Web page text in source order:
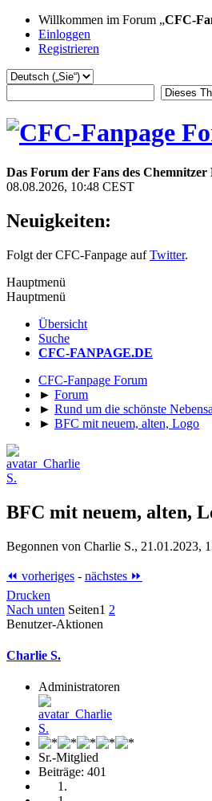
Willkommen im Forum „CFC-
Einloggen
Registrieren
Das Forum der Fans des Chemnitzer
08.08.2026, 10:48 CEST
Neuigkeiten:
Folgt der CFC-Fanpage aufTwitter.
Hauptmenü
Hauptmenü
Übersicht
Suche
CFC-FANPAGE.DE
CFC-Fanpage Forum
► Forum
► Rund um die schönste
► BFC mit neuem, alten, Logo
BFC mit neuem, alten,
Begonnen von Charlie S., 21.01.2023,
⏪ vorheriges - nächstes ⏩
Drucken
Nach unten Seiten1 2
Benutzer-Aktionen
Charlie S.
Administratoren
Sr.-Mitglied
Beiträge: 401